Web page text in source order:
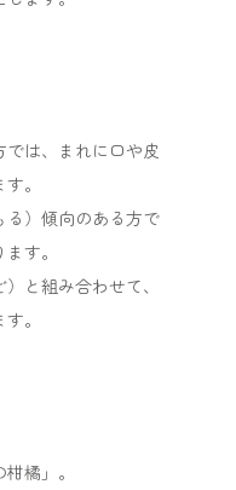
は、まれに口や皮
。
る）傾向のある方で
す。
と組み合わせて、
。
橘」。